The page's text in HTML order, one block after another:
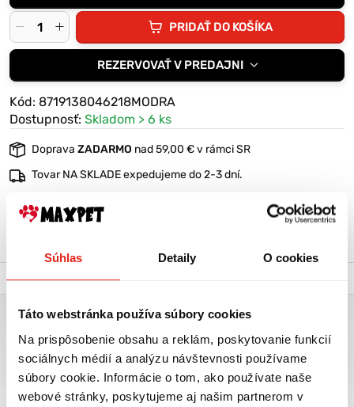
Súhlas Detaily O cookies
Táto webstránka používa súbory cookies
Na prispôsobenie obsahu a reklám, poskytovanie funkcií
sociálnych médií a analýzu návštevnosti používame
súbory cookie. Informácie o tom, ako používate naše
webové stránky, poskytujeme aj našim partnerom v
PRIDAŤ DO KOŠÍKA
REZERVOVAŤ V PREDAJNI
Kód: 8719138046218MODRA
Dostupnosť: Skladom > 6 ks
Doprava ZADARMO nad 59,00 € v rámci SR
Tovar NA SKLADE expedujeme do 2-3 dní.
Popis a parametre
NOBLEZA VODÍTKO S REFLEXNÝM PRUHOM 2 X 120 CM
MODRÉ
Reflexné vodítko z plochého nylonového popruhu s dĺžkou 120 cm
a šírkou 2 cm.